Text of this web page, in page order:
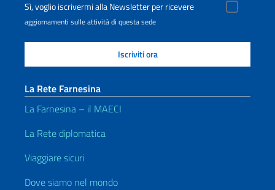
Sì, voglio iscrivermi alla Newsletter per ricevere
aggiornamenti sulle attività di questa sede
La Rete Farnesina
La Farnesina – il MAECI
La Rete diplomatica
Viaggiare sicuri
Dove siamo nel mondo